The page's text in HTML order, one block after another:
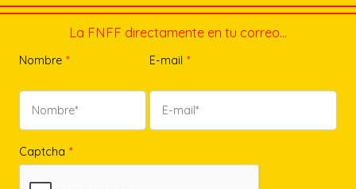
La FNFF directamente en tu correo…
Nombre * E-mail *
Captcha *